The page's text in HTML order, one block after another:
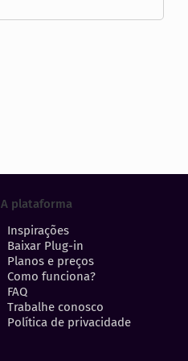
A plataforma
Inspirações
Baixar Plug-in
Planos e preços
Como funciona?
FAQ
Trabalhe conosco
Política de privacidade